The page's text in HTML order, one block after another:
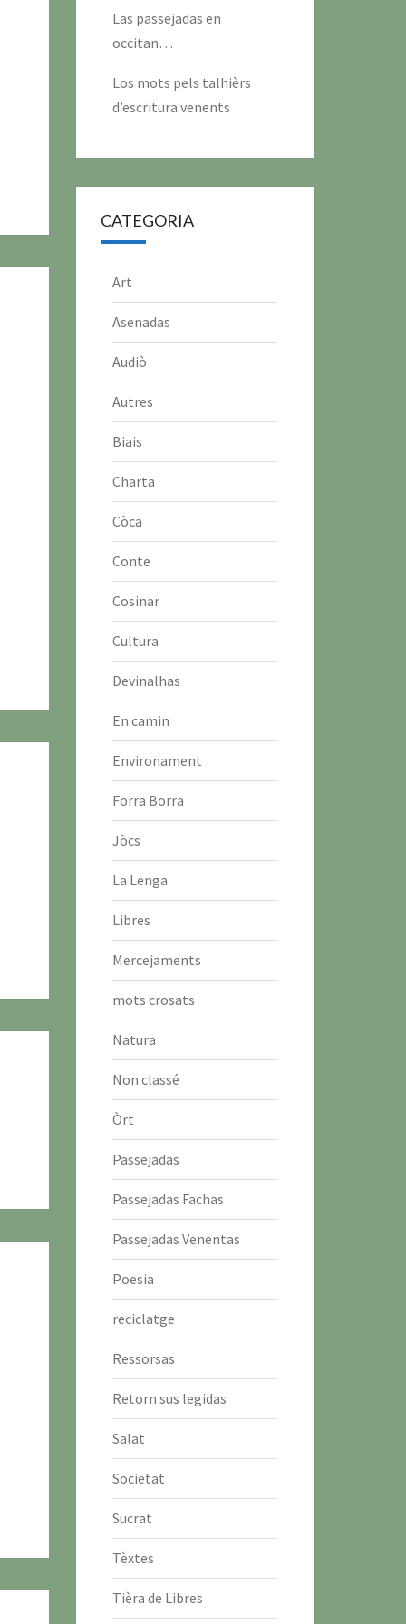
Las passejadas en
occitan…
Los mots pels talhièrs
d’escritura venents
CATEGORIA
Art
Asenadas
Audiò
Autres
Biais
Charta
Còca
Conte
Cosinar
Cultura
Devinalhas
En camin
Environament
Forra Borra
Jòcs
La Lenga
Libres
Mercejaments
mots crosats
Natura
Non classé
Òrt
Passejadas
Passejadas Fachas
Passejadas Venentas
Poesia
reciclatge
Ressorsas
Retorn sus legidas
Salat
Societat
Sucrat
Tèxtes
Tièra de Libres